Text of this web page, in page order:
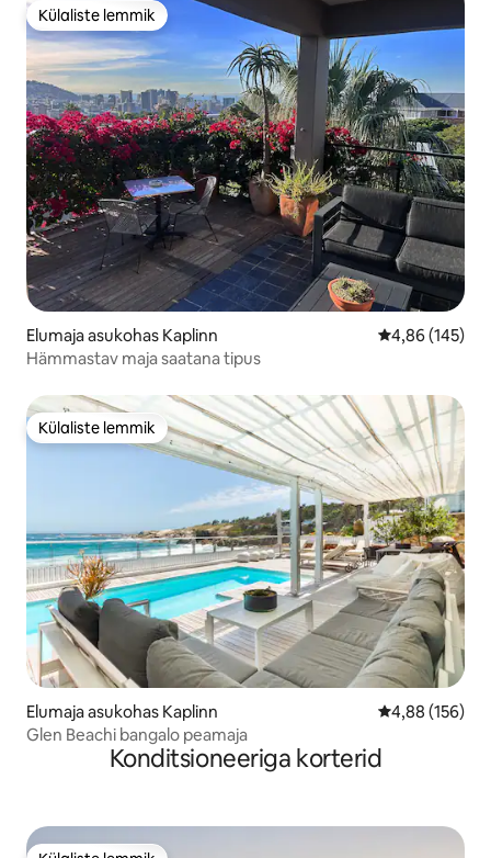
Külaliste lemmik
Külaliste lemmik
Elumaja asukohas Kaplinn Keskmine
4,86 (145)
Hämmastav maja saatana tipus
Külaliste lemmik
Külaliste lemmik
Elumaja asukohas Kaplinn Keskmine
4,88 (156)
Glen Beachi bangalo peamaja
Konditsioneeriga korterid